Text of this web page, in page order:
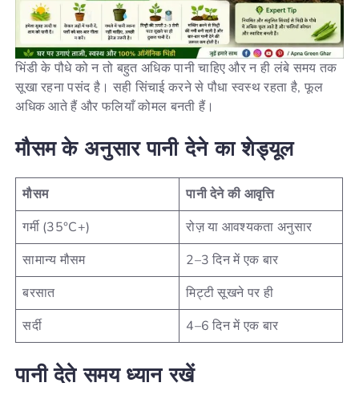
भिंडी के पौधे को न तो बहुत अधिक पानी चाहिए और न ही लंबे समय तक
सूखा रहना पसंद है। सही सिंचाई करने से पौधा स्वस्थ रहता है, फूल
अधिक आते हैं और फलियाँ कोमल बनती हैं।
मौसमके अनुसारपानीदेनेकाशेड्यूल
मौसम
पानी देने की आवृत्ति
गर्मी (35°C+)
रोज़ या आवश्यकता अनुसार
सामान्य मौसम
2–3 दिन में एक बार
बरसात
मिट्टी सूखने पर ही
सर्दी
4–6 दिन में एक बार
पानी देते समय ध्यान रखें